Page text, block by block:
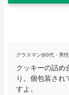
グラスマン(60代・男
クッキーの詰め
り。個包装され
すよ。